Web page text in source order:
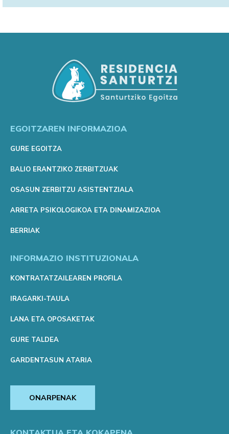
EGOITZAREN INFORMAZIOA
GURE EGOITZA
BALIO ERANTZIKO ZERBITZUAK
OSASUN ZERBITZU ASISTENTZIALA
ARRETA PSIKOLOGIKOA ETA DINAMIZAZIOA
BERRIAK
INFORMAZIO INSTITUZIONALA
KONTRATATZAILEAREN PROFILA
IRAGARKI-TAULA
LANA ETA OPOSAKETAK
GURE TALDEA
GARDENTASUN ATARIA
ONARPENAK